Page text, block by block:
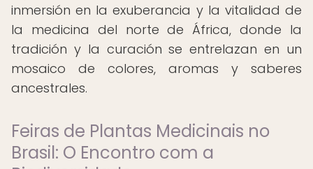
inmersión en la exuberancia y la vitalidad de
la medicina del norte de África, donde la
tradición y la curación se entrelazan en un
mosaico de colores, aromas y saberes
ancestrales.
Feiras de Plantas Medicinais no
Brasil: O Encontro com a